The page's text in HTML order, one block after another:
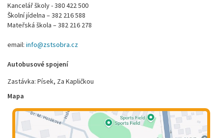
Kancelář školy - 380 422 500
Školní jídelna – 382 216 588
Mateřská škola – 382 216 278
email: info@zstsobra.cz
Autobusové spojení
Zastávka: Písek, Za Kapličkou
Mapa